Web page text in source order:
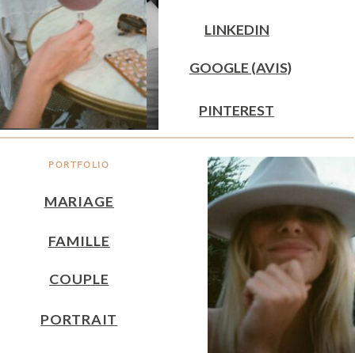
PORTFOLIO
MARIAGE
GOOGLE (AVIS)
FAMILLE
PINTEREST
COUPLE
LINKEDIN
PORTRAIT